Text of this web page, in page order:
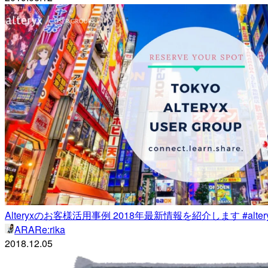
Alteryxのお客様活用事例 2018年最新情報を紹介します
ARARe:rika
2018.12.05